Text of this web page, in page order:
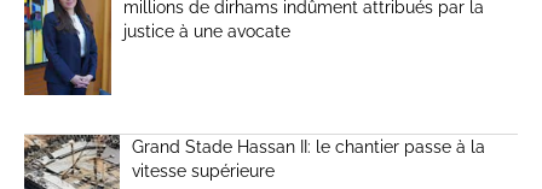
millions de dirhams indûment attribués par la
justice à une avocate
Grand Stade Hassan II: le chantier passe à la
vitesse supérieure